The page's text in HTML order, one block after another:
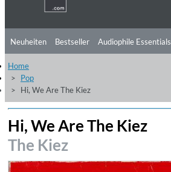
Neuheiten Bestseller Audiophile Essentials
Hörtipps
Videos
Home
Pop
Hi, We Are The Kiez
Hi, We Are The Kiez
The Kiez